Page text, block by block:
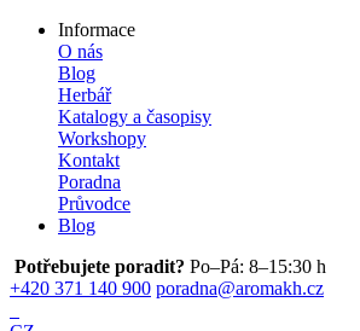
Informace
O nás
Blog
Herbář
Katalogy a časopisy
Workshopy
Kontakt
Poradna
Průvodce
Blog
Potřebujete poradit? Po–Pá: 8–15:30 h
+420 371 140 900 poradna@aromakh.cz